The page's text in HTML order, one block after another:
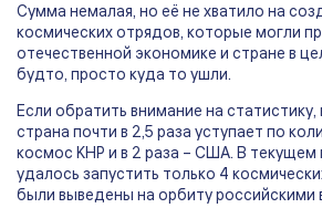
Сумма немалая, но её не хватило на
космических отрядов, которые могли
отечественной экономике и стране в
будто, просто куда то ушли.
Если обратить внимание на
страна почти в 2,5 раза уступает по
космос КНР и в 2 раза – США. В текущем
удалось запустить только 4
были выведены на орбиту российскими